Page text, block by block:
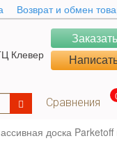
Возврат и обмен
Клевер
Сравнения
доска